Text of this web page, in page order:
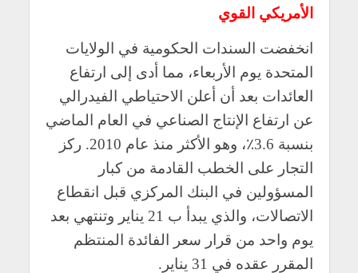
الأمريكي القوي
انخفضت السندات الحكومية في الولايات
المتحدة يوم الأربعاء، مما أدى إلى ارتفاع
العائدات بعد أن أعلن الاحتياطي الفيدرالي
عن ارتفاع الإنتاج الصناعي في العام الماضي
بنسبة 3.6٪، وهو الأكثر منذ عام 2010. ركز
التجار على الخطب القادمة من كبار
المسؤولين في البنك المركزي قبل انقطاع
الاتصالات، والذي يبدأ ب 21 يناير وتنتهي بعد
يوم واحد من قرار سعر الفائدة المنتظم
المقرر عقده في 31 يناير.